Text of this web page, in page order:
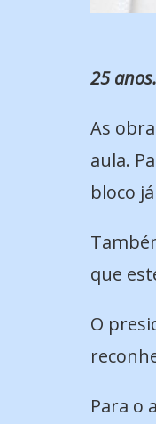
25 anos.
As
aula.
bloco
que
O
Para o